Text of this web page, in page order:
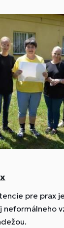
pre prax
neformálneho